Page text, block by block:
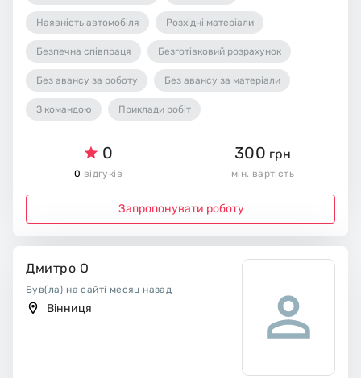
Наявність автомобіля Розхідні матеріали
Безпечна співпраця Безготівковий розрахунок
Без авансу за роботу Без авансу за матеріали
З командою Приклади робіт
0
0 відгуків
300 грн
мін. вартість
Запропонувати роботу
Дмитро О
Був(ла) на сайті месяц назад
Вінниця